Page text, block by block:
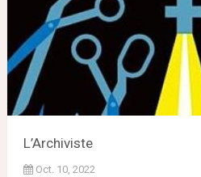
L’Archiviste
Oct. 10, 2022